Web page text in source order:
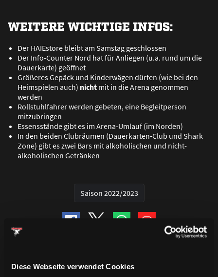
Diese Webseite verwendet Cookies
WEITERE WICHTIGE INFOS:
Der HAIEstore bleibt am Samstag geschlossen
Der Info-Counter Nord hat für Anliegen (u.a. rund um die
Dauerkarte) geöffnet
Größeres Gepäck und Kinderwägen dürfen (wie bei den
Heimspielen auch) nicht mit in die Arena genommen
werden
Rollstuhlfahrer werden gebeten, eine Begleitperson
mitzubringen
Essensstände gibt es im Arena-Umlauf (im Norden)
In den beiden Clubräumen (Dauerkarten-Club und Shark
Zone) gibt es zwei Bars mit alkoholischen und nicht-
alkoholischen Getränken
Saison 2022/2023